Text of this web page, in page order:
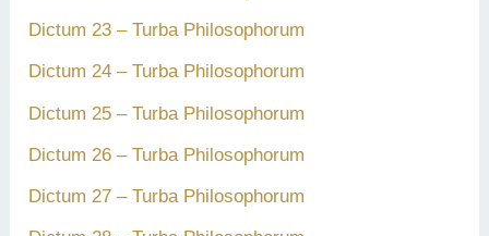
Dictum 23 – Turba Philosophorum
Dictum 24 – Turba Philosophorum
Dictum 25 – Turba Philosophorum
Dictum 26 – Turba Philosophorum
Dictum 27 – Turba Philosophorum